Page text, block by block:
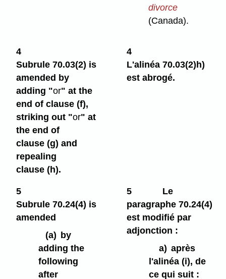
divorce
(Canada).
4
Subrule 70.03(2) is
amended by
adding "or" at the
end of clause (f),
striking out "or" at
the end of
clause (g) and
repealing
clause (h).
4
L'alinéa 70.03(2)h)
est abrogé.
5
Subrule 70.24(4) is
amended
(a) by
adding the
following
after
5
Le
paragraphe 70.24(4)
est modifié par
adjonction :
a) après
l'alinéa (i), de
ce qui suit :